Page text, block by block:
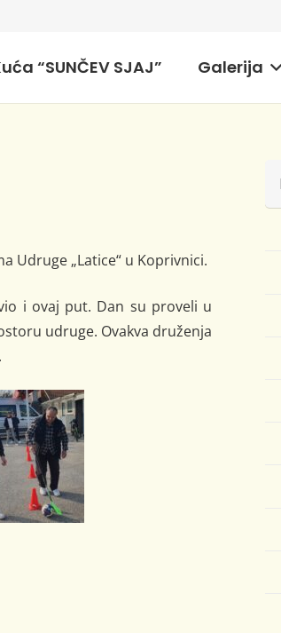
“SUNČEV SJAJ” Galerija
Udruge „Latice“ u Koprivnici.
i ovaj put. Dan su proveli u
udruge. Ovakva druženja